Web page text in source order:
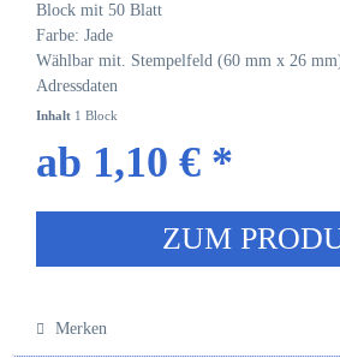
Block mit 50 Blatt
Farbe: Jade
Wählbar mit. Stempelfeld (60 mm x 26
Adressdaten
Inhalt 1 Block
ab 1,10 € *
ZUM
Merken